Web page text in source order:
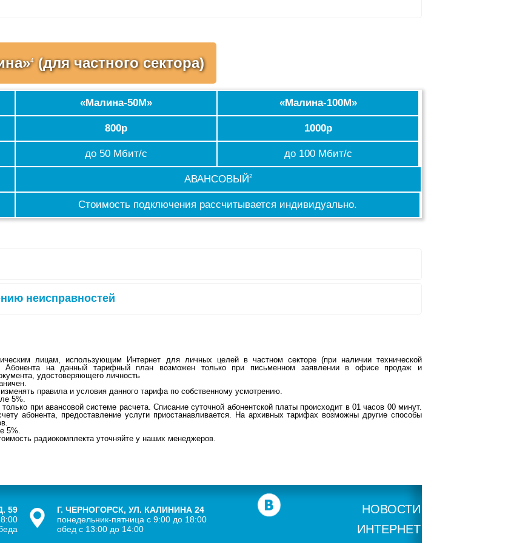
4(для частного сектора)
«Малина-50М» «Малина-100М»
800р 1000р
до 50 Мбит/с до 100 Мбит/с
АВАНСОВЫЙ2
Стоимость подключения рассчитывается индивидуально.
неисправностей
лицам, использующим Интернет для личных целей в частном секторе (при наличии технической
Абонента на данный тарифный план возможен только при письменном заявлении в офисе продаж и
удостоверяющего личность
правила и условия данного тарифа по собственному усмотрению.
5%.
при авансовой системе расчета. Списание суточной абонентской платы происходит в 01 часов 00 минут.
абонента, предоставление услуги приостанавливается. На архивных тарифах возможны другие способы
5%.
радиокомплекта уточняйте у наших менеджеров.
59
Г. ЧЕРНОГОРСК, УЛ. КАЛИНИНА 24
понедельник-пятница с 9:00 до 18:00
обед с 13:00 до 14:00
НОВОСТИ
ИНТЕРНЕТ